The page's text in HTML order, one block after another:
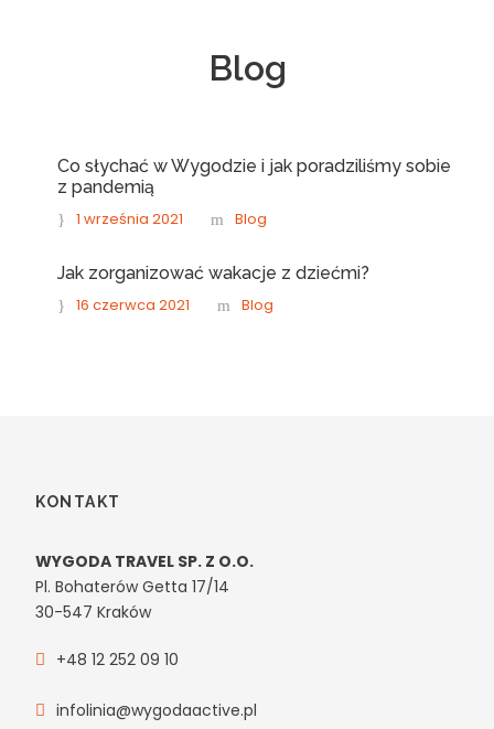
Blog
Co słychać w Wygodzie i jak poradziliśmy sobie
z pandemią
1 września 2021
Blog
Jak zorganizować wakacje z dziećmi?
16 czerwca 2021
Blog
KONTAKT
WYGODA TRAVEL SP. Z O.O.
Pl. Bohaterów Getta 17/14
30-547 Kraków
+48 12 252 09 10
infolinia@wygodaactive.pl